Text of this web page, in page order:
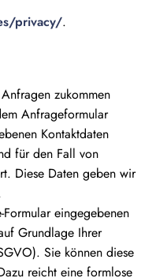
privacy/.
zukommen
Anfrageformular
Kontaktdaten
für den Fall von
Diese Daten geben wir
eingegebenen
Grundlage Ihrer
Sie können diese
reicht eine formlose